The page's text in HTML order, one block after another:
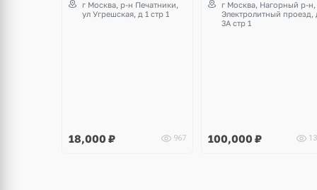
г Москва, р-н Печатники,
ул Угрешская, д 1 стр 1
18,000 ₽ 967
г Москва, Нагорный р-н,
Электролитный проезд,
3А стр 1
100,000 ₽